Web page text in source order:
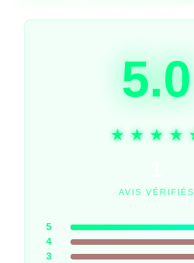
5.0
AVIS VÉRIFIÉS
5
4
3